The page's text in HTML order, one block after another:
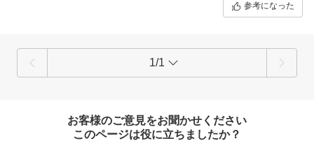
参考になった
1/1
お客様のご意見をお聞かせください
このページは役に立ちましたか？